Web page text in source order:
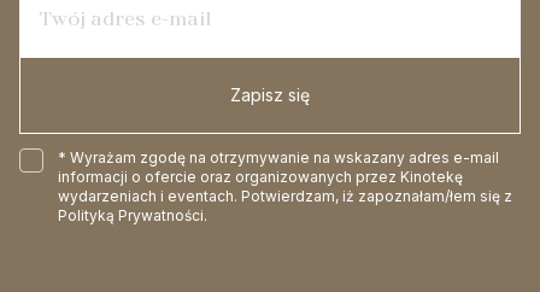
Zapisz się
* Wyrażam zgodę na otrzymywanie na wskazany adres e-mail
informacji o ofercie oraz organizowanych przez Kinotekę
wydarzeniach i eventach. Potwierdzam, iż zapoznałam/łem się z
Polityką Prywatności.